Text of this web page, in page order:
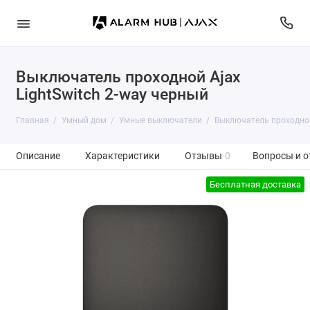
Выключатель проходной Ajax
LightSwitch 2-way черный
Главная Умный дом Умные выключатели Выключатель
Описание Характеристики Отзывы 0 Вопросы и
Бесплатная доставка